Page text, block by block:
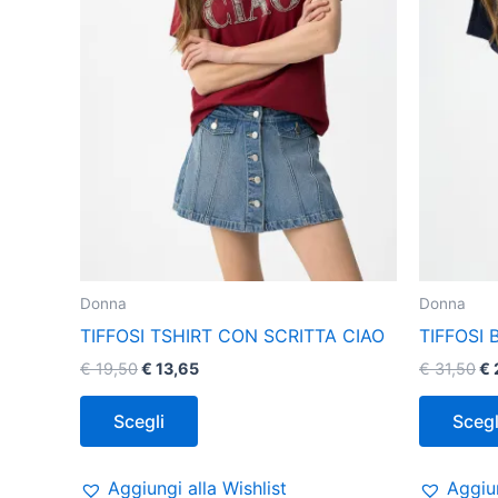
Donna
TIFFOSI TSHIRT CON SCRITTA CIAO
€19,50€ 13,65
Scegli
possono
essere
scelte
nella
pagina
del
prodotto
Aggiungi alla Wishlist
Donna
TIFFOSI
€31,50€